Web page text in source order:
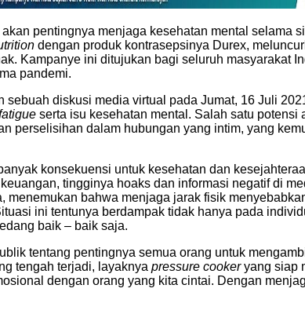
pentingnya menjaga kesehatan mental
dengan produk kontrasepsinya Durex,
Kampanye ini ditujukan bagi seluruh masyarakat
pandemi.
diskusi media virtual pada Jumat, 16 Juli
serta isu kesehatan mental. Salah satu potensi
perselisihan dalam hubungan yang intim, yang
konsekuensi untuk kesehatan dan
tingginya hoaks dan informasi negatif di
bahwa menjaga jarak fisik
ini tentunya berdampak tidak hanya pada
baik – baik saja.
tentang pentingnya semua orang untuk
tengah terjadi, layaknya pressure cookeryang siap
dengan orang yang kita cintai. Dengan